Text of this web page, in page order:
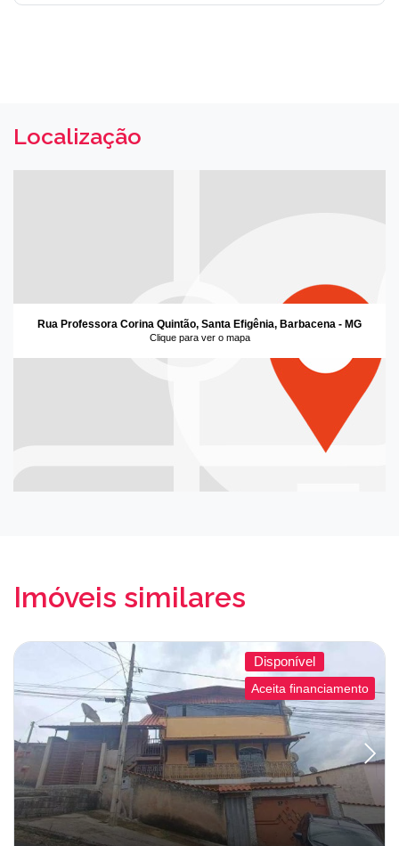
Localização
Rua Professora Corina Quintão, Santa Efigênia, Barbacena - MG
Clique para ver o mapa
Imóveis similares
Disponível
Aceita financiamento